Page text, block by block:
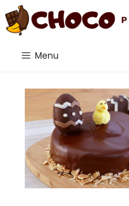
Saltar
al
contenido
Menu